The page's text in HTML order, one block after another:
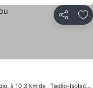
Partager
à 10.3 km de : Taglio-